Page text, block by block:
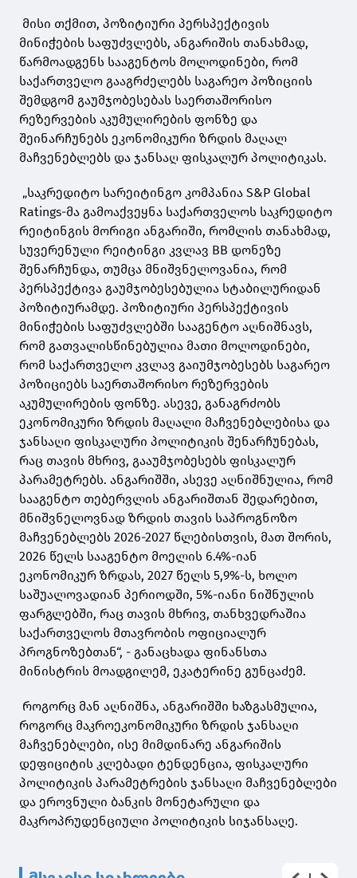
მისი თქმით, პოზიტიური პერსპექტივის
მინიჭების საფუძვლებს, ანგარიშის თანახმად,
წარმოადგენს სააგენტოს მოლოდინები, რომ
საქართველო გააგრძელებს საგარეო პოზიციის
შემდგომ გაუმჯობესებას საერთაშორისო
რეზერვების აკუმულირების ფონზე და
შეინარჩუნებს ეკონომიკური ზრდის მაღალ
მაჩვენებლებს და ჯანსაღ ფისკალურ პოლიტიკას.
„საკრედიტო სარეიტინგო კომპანია S&P Global
Ratings-მა გამოაქვეყნა საქართველოს საკრედიტო
რეიტინგის მორიგი ანგარიში, რომლის თანახმად,
სუვერენული რეიტინგი კვლავ BB დონეზე
შენარჩუნდა, თუმცა მნიშვნელოვანია, რომ
პერსპექტივა გაუმჯობესებულია სტაბილურიდან
პოზიტიურამდე. პოზიტიური პერსპექტივის
მინიჭების საფუძვლებში სააგენტო აღნიშნავს,
რომ გათვალისწინებულია მათი მოლოდინები,
რომ საქართველო კვლავ გაიუმჯობესებს საგარეო
პოზიციებს საერთაშორისო რეზერვების
აკუმულირების ფონზე. ასევე, განაგრძობს
ეკონომიკური ზრდის მაღალი მაჩვენებლებისა და
ჯანსაღი ფისკალური პოლიტიკის შენარჩუნებას,
რაც თავის მხრივ, გააუმჯობესებს ფისკალურ
პარამეტრებს. ანგარიშში, ასევე აღნიშნულია, რომ
სააგენტო თებერვლის ანგარიშთან შედარებით,
მნიშვნელოვნად ზრდის თავის საპროგნოზო
მაჩვენებლებს 2026-2027 წლებისთვის, მათ შორის,
2026 წელს სააგენტო მოელის 6.4%-იან
ეკონომიკურ ზრდას, 2027 წელს 5,9%-ს, ხოლო
საშუალოვადიან პერიოდში, 5%-იანი ნიშნულის
ფარგლებში, რაც თავის მხრივ, თანხვედრაშია
საქართველოს მთავრობის ოფიციალურ
პროგნოზებთან“, - განაცხადა ფინანსთა
მინისტრის მოადგილემ, ეკატერინე გუნცაძემ.
როგორც მან აღნიშნა, ანგარიშში ხაზგასმულია,
როგორც მაკროეკონომიკური ზრდის ჯანსაღი
მაჩვენებლები, ისე მიმდინარე ანგარიშის
დეფიციტის კლებადი ტენდენცია, ფისკალური
პოლიტიკის პარამეტრების ჯანსაღი მაჩვენებლები
და ეროვნული ბანკის მონეტარული და
მაკროპრუდენციული პოლიტიკის სიჯანსაღე.